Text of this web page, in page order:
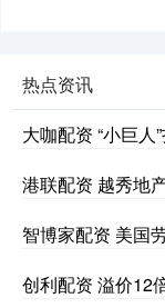
热点资讯
大咖配资 “小巨人
港联配资 越秀地
智博家配资 美国
创利配资 溢价12